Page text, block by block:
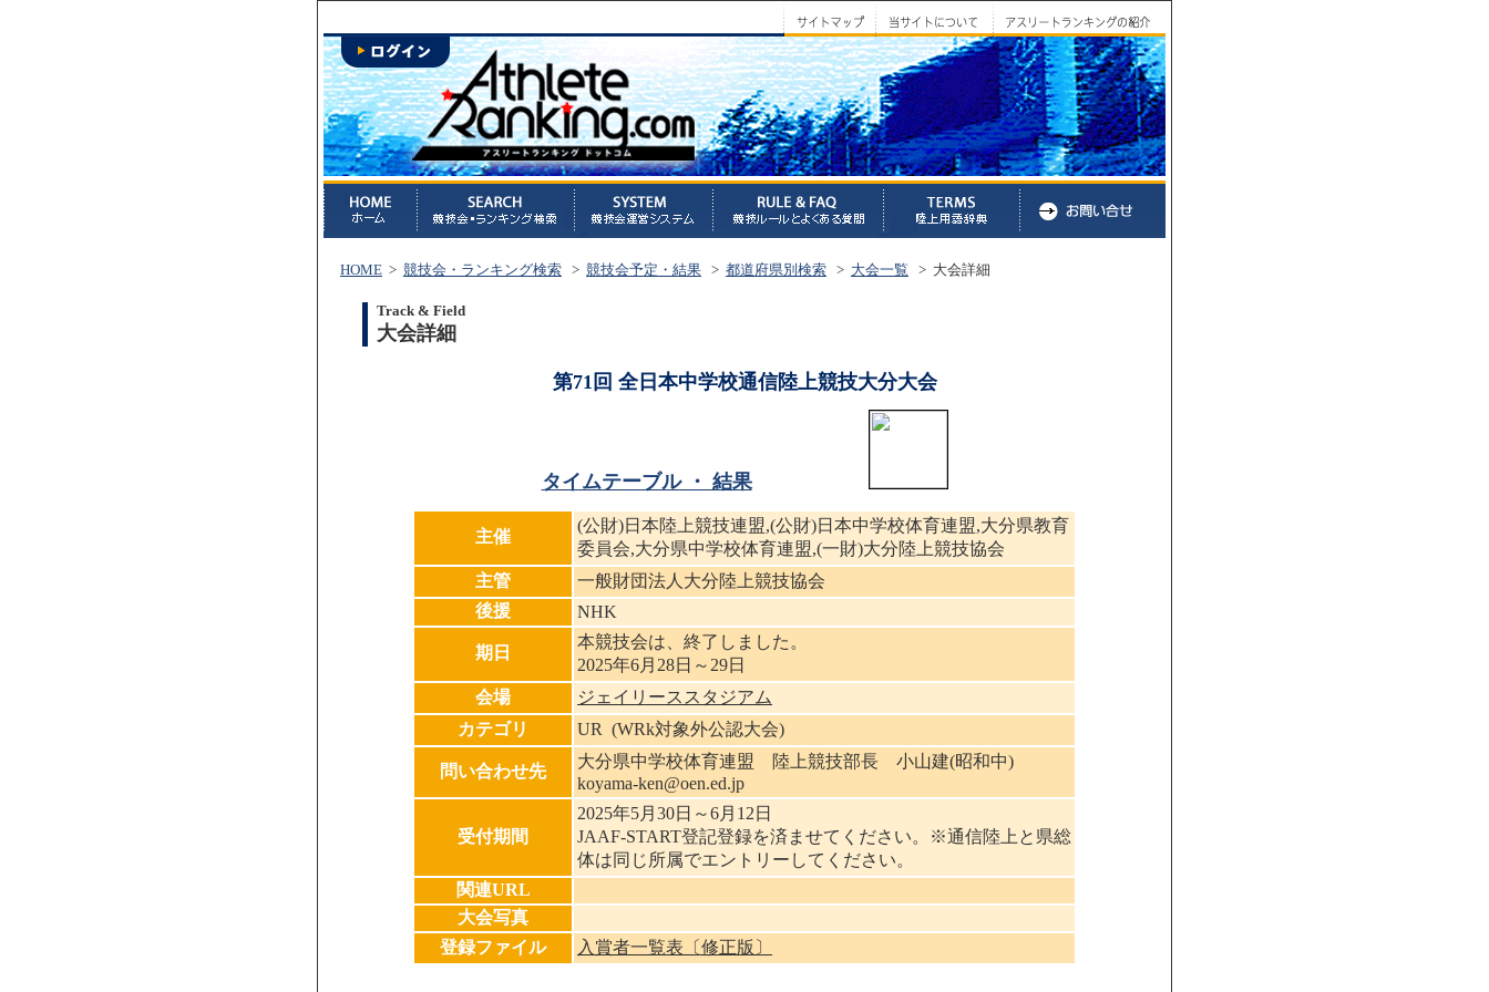
HOME > 競技会・ランキング検索 > 競技会予定・結果 > 都道府県別検索 > 大会一覧 > 大会詳細
Track & Field
大会詳細
第71回 全日本中学校通信陸上競技大分大会
タイムテーブル ・ 結果
主催
(公財)日本陸上競技連盟,(公財)日本中学校体育連盟,大分県教育
委員会,大分県中学校体育連盟,(一財)大分陸上競技協会
主管
一般財団法人大分陸上競技協会
後援
NHK
期日
本競技会は、終了しました。
2025年6月28日～29日
会場
ジェイリーススタジアム
カテゴリ
UR (WRk対象外公認大会)
問い合わせ先
大分県中学校体育連盟 陸上競技部長 小山建(昭和中)
koyama-ken@oen.ed.jp
受付期間
2025年5月30日～6月12日
JAAF-START登記登録を済ませてください。※通信陸上と県総
体は同じ所属でエントリーしてください。
関連URL
大会写真
登録ファイル
入賞者一覧表〔修正版〕